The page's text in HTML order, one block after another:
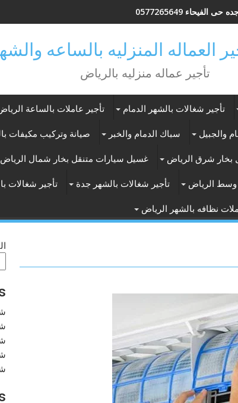
0577265649
تأجير عماله منزليه بالرياض
تأجير شغالات بالشهر الدمام تأجير عاملات بالساعة
والجبيل سباك الدمام والخبر صيانة وتركيب مكيفات
بخار شرق الرياض غسيل سيارات متنقل بخار شمال الرياض
وسط الرياض تأجير شغالات بالشهر جدة تأجير شغالات
نظافه بالشهر الرياض